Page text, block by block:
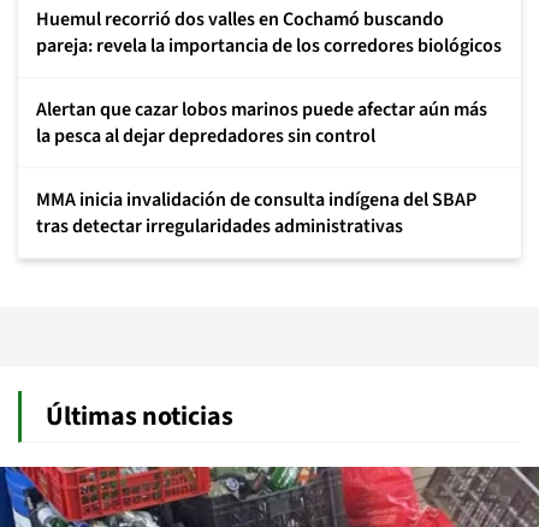
Huemul recorrió dos valles en Cochamó buscando
pareja: revela la importancia de los corredores biológicos
Alertan que cazar lobos marinos puede afectar aún más
la pesca al dejar depredadores sin control
MMA inicia invalidación de consulta indígena del SBAP
tras detectar irregularidades administrativas
Últimas noticias